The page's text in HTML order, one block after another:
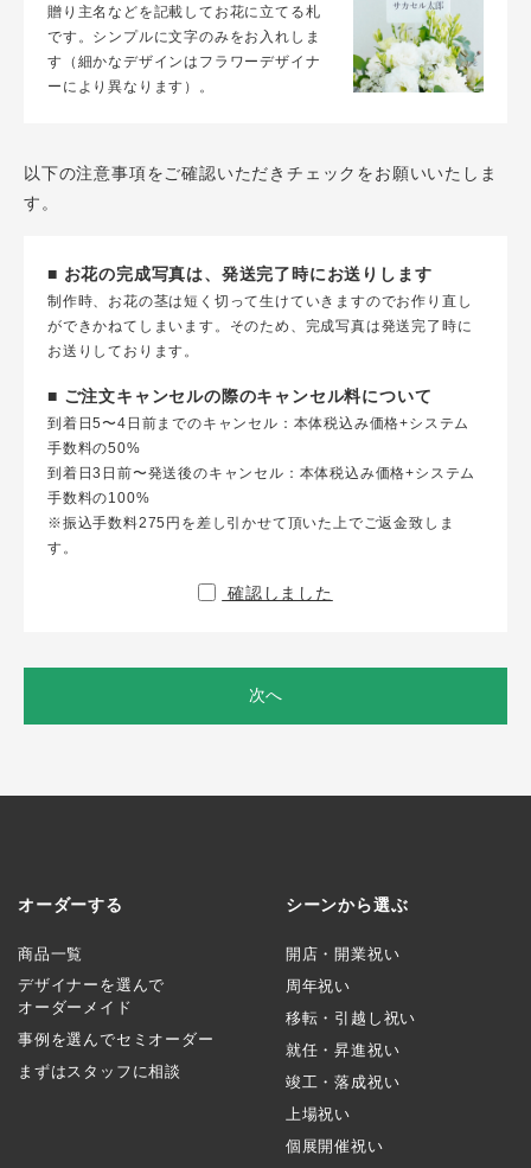
贈り主名などを記載してお花に立てる札
です。シンプルに文字のみをお入れしま
す（細かなデザインはフラワーデザイナ
ーにより異なります）。
以下の注意事項をご確認いただきチェックをお願いいたしま
す。
■ お花の完成写真は、発送完了時にお送りします
制作時、お花の茎は短く切って生けていきますのでお作り直し
ができかねてしまいます。そのため、完成写真は発送完了時に
お送りしております。
■ ご注文キャンセルの際のキャンセル料について
到着日5〜4日前までのキャンセル：本体税込み価格+システム
手数料の50%
到着日3日前〜発送後のキャンセル：本体税込み価格+システム
手数料の100%
※振込手数料275円を差し引かせて頂いた上でご返金致しま
す。
確認しました
次へ
オーダーする
商品一覧
デザイナーを選んで
オーダーメイド
事例を選んでセミオーダー
まずはスタッフに相談
シーンから選ぶ
開店・開業祝い
周年祝い
移転・引越し祝い
就任・昇進祝い
竣工・落成祝い
上場祝い
個展開催祝い